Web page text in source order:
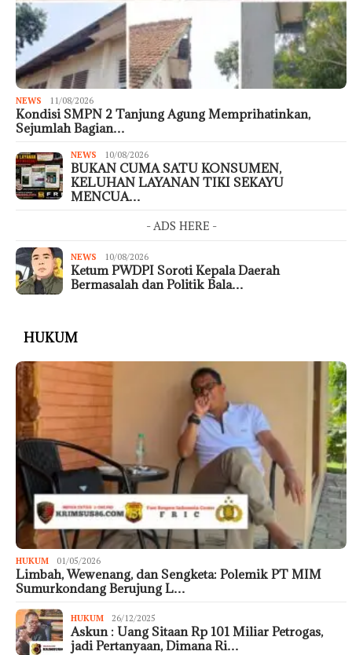
NEWS 11/08/2026
Kondisi SMPN 2 Tanjung Agung Memprihatinkan,
Sejumlah Bagian…
NEWS 10/08/2026
BUKAN CUMA SATU KONSUMEN,
KELUHAN LAYANAN TIKI SEKAYU
MENCUA…
- ADS HERE -
NEWS 10/08/2026
Ketum PWDPI Soroti Kepala Daerah
Bermasalah dan Politik Bala…
HUKUM
HUKUM 01/05/2026
Limbah, Wewenang, dan Sengketa: Polemik PT MIM
Sumurkondang Berujung L…
HUKUM 26/12/2025
Askun : Uang Sitaan Rp 101 Miliar Petrogas,
jadi Pertanyaan, Dimana Ri…